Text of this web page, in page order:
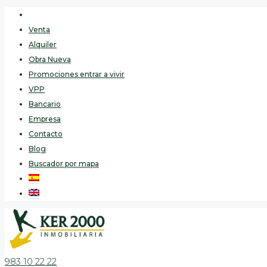
Venta
Alquiler
Obra Nueva
Promociones entrar a vivir
VPP
Bancario
Empresa
Contacto
Blog
Buscador por mapa
983 10 22 22